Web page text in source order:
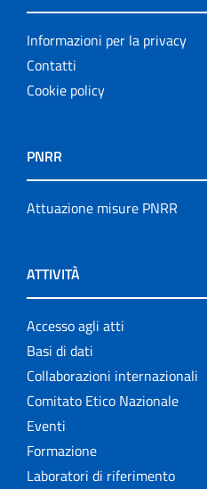
Informazioni per la privacy
Contatti
Cookie policy
PNRR
Attuazione misure PNRR
ATTIVITÀ
Accesso agli atti
Basi di dati
Collaborazioni internazionali
Comitato Etico Nazionale
Eventi
Formazione
Laboratori di riferimento